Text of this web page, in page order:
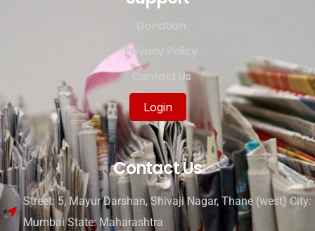
Privacy Policy
Contact Us
Login
Contact Us
Street: 5, Mayur Darshan, Shivaji Nagar, Thane (west) City:
Mumbai State: Maharashtra